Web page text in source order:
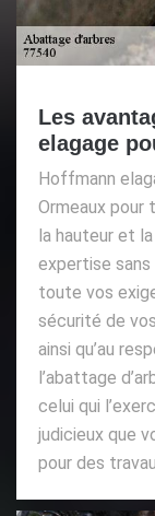
Les
elagage
Hoffmann
Ormeaux pour
la hauteur et la
expertise
toute vos
sécurité de
ainsi qu’au
l’abattage
celui qui
judicieux que
pour des